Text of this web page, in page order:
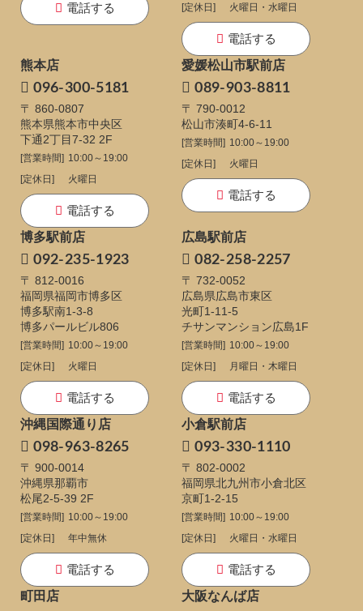
電話する
[定休日]
火曜日・水曜日
電話する
熊本店
096-300-5181
〒 860-0807
熊本県熊本市中央区
下通2丁目7-32 2F
[営業時間] 10:00～19:00
[定休日]
火曜日
電話する
愛媛松山市駅前店
089-903-8811
〒 790-0012
松山市湊町4-6-11
[営業時間] 10:00～19:00
[定休日]
火曜日
電話する
博多駅前店
092-235-1923
〒 812-0016
福岡県福岡市博多区
博多駅南1-3-8
博多パールビル806
[営業時間] 10:00～19:00
[定休日]
火曜日
電話する
広島駅前店
082-258-2257
〒 732-0052
広島県広島市東区
光町1-11-5
チサンマンション広島1F
[営業時間] 10:00～19:00
[定休日]
月曜日・木曜日
電話する
沖縄国際通り店
098-963-8265
〒 900-0014
沖縄県那覇市
松尾2-5-39 2F
[営業時間] 10:00～19:00
[定休日]
年中無休
電話する
小倉駅前店
093-330-1110
〒 802-0002
福岡県北九州市小倉北区
京町1-2-15
[営業時間] 10:00～19:00
[定休日]
火曜日・水曜日
電話する
町田店
大阪なんば店